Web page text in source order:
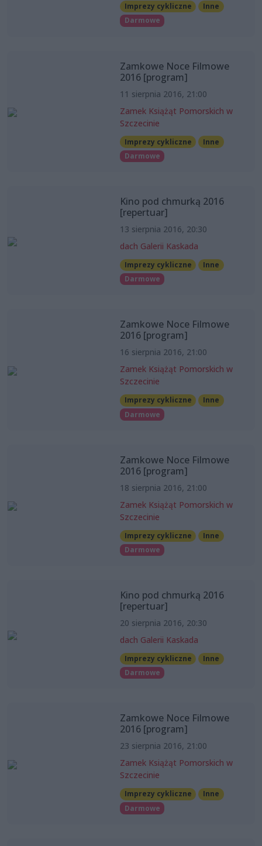
Imprezy cykliczne
Inne
Darmowe
Zamkowe Noce Filmowe
2016 [program]
11 sierpnia 2016, 21:00
Zamek Książąt Pomorskich w
Szczecinie
Imprezy cykliczne
Inne
Darmowe
Kino pod chmurką 2016
[repertuar]
13 sierpnia 2016, 20:30
dach Galerii Kaskada
Imprezy cykliczne
Inne
Darmowe
Zamkowe Noce Filmowe
2016 [program]
16 sierpnia 2016, 21:00
Zamek Książąt Pomorskich w
Szczecinie
Imprezy cykliczne
Inne
Darmowe
Zamkowe Noce Filmowe
2016 [program]
18 sierpnia 2016, 21:00
Zamek Książąt Pomorskich w
Szczecinie
Imprezy cykliczne
Inne
Darmowe
Kino pod chmurką 2016
[repertuar]
20 sierpnia 2016, 20:30
dach Galerii Kaskada
Imprezy cykliczne
Inne
Darmowe
Zamkowe Noce Filmowe
2016 [program]
23 sierpnia 2016, 21:00
Zamek Książąt Pomorskich w
Szczecinie
Imprezy cykliczne
Inne
Darmowe